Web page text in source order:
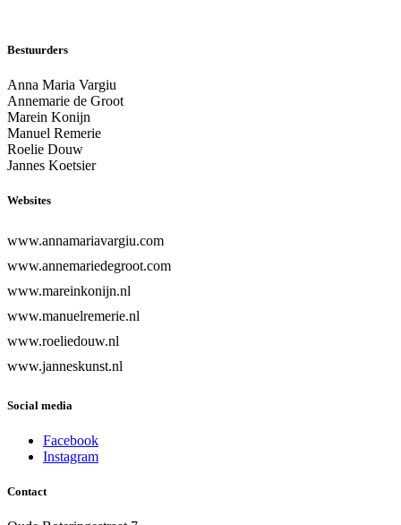
Bestuurders
Anna Maria Vargiu
Annemarie de Groot
Marein Konijn
Manuel Remerie
Roelie Douw
Jannes Koetsier
Websites
www.annamariavargiu.com
www.annemariedegroot.com
www.mareinkonijn.nl
www.manuelremerie.nl
www.roeliedouw.nl
www.janneskunst.nl
Social media
Facebook
Instagram
Contact